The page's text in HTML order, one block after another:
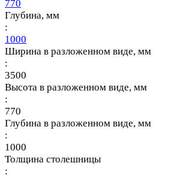
770
Глубина, мм
:
1000
Ширина в разложенном виде, мм
:
3500
Высота в разложенном виде, мм
:
770
Глубина в разложенном виде, мм
:
1000
Толщина столешницы
: